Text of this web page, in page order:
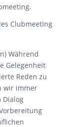
Clubmeeting
Während
Gelegenheit
Reden zu
wir immer
Dialog